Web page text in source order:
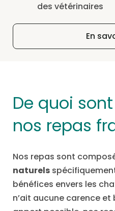
des vétérinaires
En
De quoi sont
nos repas
Nos repas sont
naturels
bénéfices envers les
n’ait aucune carence